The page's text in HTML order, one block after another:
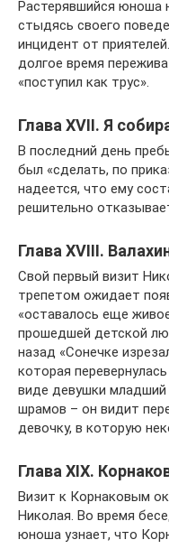
Растерявшийся юноша
стыдясь своего
инцидент от
долгое время
«поступил как трус».
Глава XVII. Я
В последний день
был «сделать, по
надеется, что ему
решительно
Глава XVIII.
Свой первый визит
трепетом ожидает
«оставалось еще
прошедшей детской
назад «Сонечке
которая
виде девушки младший
шрамов – он видит
девочку, в которую
Глава XIX.
Визит к Корнаковым
Николая. Во время
юноша узнает, что